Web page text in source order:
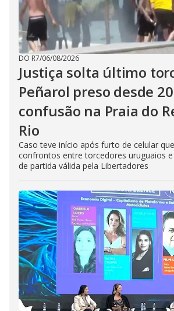
DO R7/06/08/2026
Justiça solta último
Peñarol preso desde
confusão na Praia do
Rio
Caso teve início após furto de celular
confrontos entre torcedores uruguaios
de partida válida pela Libertadores